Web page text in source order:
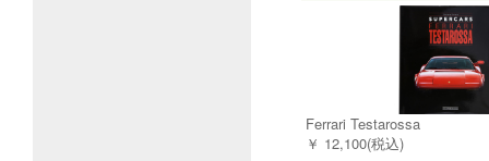
Ferrari Testarossa
￥ 12,100(税込)